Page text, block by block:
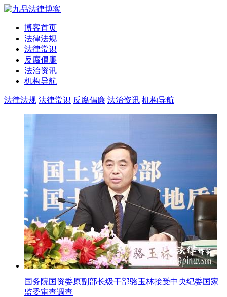
博客首页
法律法规
法律常识
反腐倡廉
法治资讯
机构导航
法律法规 法律常识 反腐倡廉 法治资讯 机构导航
国务院国资委原副部长级干部骆玉林接受中央纪委国家
监委审查调查